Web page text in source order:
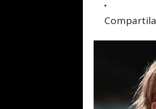
Compartila